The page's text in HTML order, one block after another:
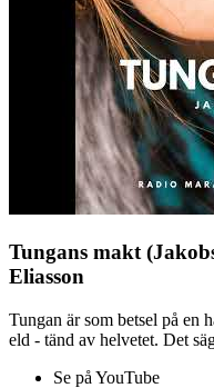
Tungans makt
Eliasson
Tungan är som betsel på en
eld - tänd av helvetet. Det
Se på YouTube